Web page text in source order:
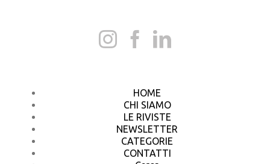
HOME
CHI SIAMO
LE RIVISTE
NEWSLETTER
CATEGORIE
CONTATTI